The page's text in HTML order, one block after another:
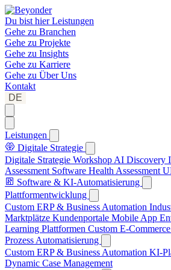
Du bist hierLeistungen
Gehe zu Branchen
Gehe zu Projekte
Gehe zu Insights
Gehe zu Karriere
Gehe zu Über Uns
Kontakt
DE
Leistungen
Digitale Strategie
Digitale Strategie Workshop AI Discovery
Assessment Software Health Assessment
Software & KI-Automatisierung
Plattformentwicklung
Custom ERP & Business Automation
Marktplätze Kundenportale Mobile App
Learning Plattformen Custom E-
Prozess Automatisierung
Custom ERP & Business Automation KI-
Dynamic Case Management